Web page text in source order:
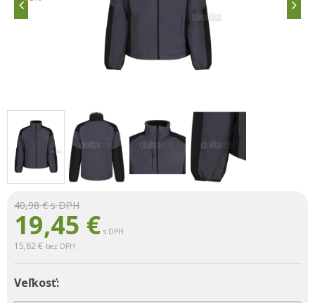
40,98 €s DPH
19,45 € s DPH
15,82 € bez DPH
Veľkosť: